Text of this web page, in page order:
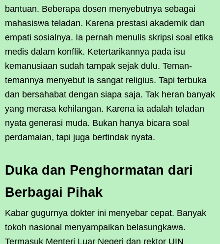
bantuan. Beberapa dosen menyebutnya sebagai
mahasiswa teladan. Karena prestasi akademik dan
empati sosialnya. Ia pernah menulis skripsi soal etika
medis dalam konflik. Ketertarikannya pada isu
kemanusiaan sudah tampak sejak dulu. Teman-
temannya menyebut ia sangat religius. Tapi terbuka
dan bersahabat dengan siapa saja. Tak heran banyak
yang merasa kehilangan. Karena ia adalah teladan
nyata generasi muda. Bukan hanya bicara soal
perdamaian, tapi juga bertindak nyata.
Duka dan Penghormatan dari
Berbagai Pihak
Kabar gugurnya dokter ini menyebar cepat. Banyak
tokoh nasional menyampaikan belasungkawa.
Termasuk Menteri Luar Negeri dan rektor UIN